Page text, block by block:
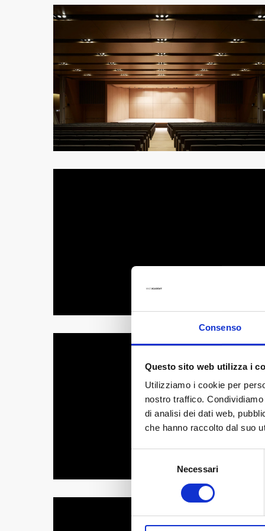
Consenso
Questo sito web utilizza i
Utilizziamo i cookie per
nostro traffico.
di analisi dei dati web,
che hanno raccolto dal suo
Necessari